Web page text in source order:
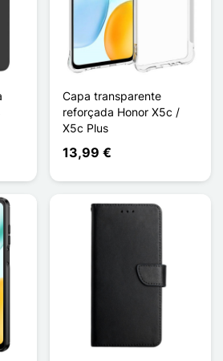
Capa transparente
reforçada Honor X5c /
X5c Plus
13,99 €